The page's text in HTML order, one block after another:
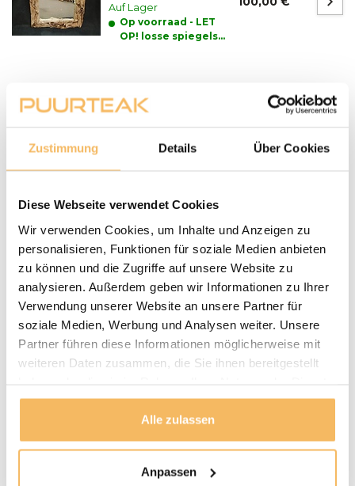
Zustimmung Details Über Cookies
Diese Webseite verwendet Cookies
Wir verwenden Cookies, um Inhalte und Anzeigen zu
personalisieren, Funktionen für soziale Medien anbieten
zu können und die Zugriffe auf unsere Website zu
analysieren. Außerdem geben wir Informationen zu Ihrer
Verwendung unserer Website an unsere Partner für
soziale Medien, Werbung und Analysen weiter. Unsere
Partner führen diese Informationen möglicherweise mit
weiteren Daten zusammen, die Sie ihnen bereitgestellt
gesammelt haben.
Alle zulassen
Anpassen
Auf Lager
Op voorraad - LET
OP! losse spiegels
Fragen zu einem unserer Produkte?
We helpen je graag bij het maken van de juiste keuze
LIEFERN:
Puurteak.de hat einen eigenen Lieferservice und liefert die
Möbel nach Absprache zu Ihnen nach Hause. Wir werden
Wir setzen uns mit Ihnen in Verbindung und vereinbaren
mit Ihnen einen Termin für die Lieferung. Unsere
Gartenmöbel werden bei Bedarf von unserem Fahrer
montiert und aufgestellt. Anlieferungen erfolgen nur
ebenerdig. Bei der Lieferung eines Baumstamm-Tisches
sollte zum Zeitpunkt der Lieferung zusätzliche Hilfe
anwesend sein, um Aufstellen des Tisches anwesend sein.
machen, bei der Lieferung zu bezahlen, können Sie auch
per Banküberweisung oder in unserem Ausstellungsraum
Ausstellungsraum. Kleinteile (wie z.B. Teaköl oder lose